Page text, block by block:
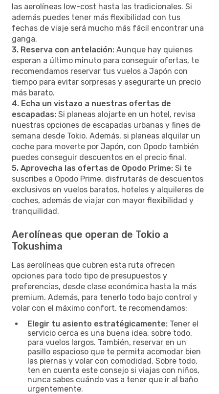
las aerolíneas low-cost hasta las tradicionales. Si
además puedes tener más flexibilidad con tus
fechas de viaje será mucho más fácil encontrar una
ganga.
3. Reserva con antelación: Aunque hay quienes
esperan a último minuto para conseguir ofertas, te
recomendamos reservar tus vuelos a Japón con
tiempo para evitar sorpresas y asegurarte un precio
más barato.
4. Echa un vistazo a nuestras ofertas de
escapadas: Si planeas alojarte en un hotel, revisa
nuestras opciones de escapadas urbanas y fines de
semana desde Tokio. Además, si planeas alquilar un
coche para moverte por Japón, con Opodo también
puedes conseguir descuentos en el precio final.
5. Aprovecha las ofertas de Opodo Prime: Si te
suscribes a Opodo Prime, disfrutarás de descuentos
exclusivos en vuelos baratos, hoteles y alquileres de
coches, además de viajar con mayor flexibilidad y
tranquilidad.
Aerolíneas que operan de Tokio a
Tokushima
Las aerolíneas que cubren esta ruta ofrecen
opciones para todo tipo de presupuestos y
preferencias, desde clase económica hasta la más
premium. Además, para tenerlo todo bajo control y
volar con el máximo confort, te recomendamos:
Elegir tu asiento estratégicamente: Tener el
servicio cerca es una buena idea, sobre todo,
para vuelos largos. También, reservar en un
pasillo espacioso que te permita acomodar bien
las piernas y volar con comodidad. Sobre todo,
ten en cuenta este consejo si viajas con niños,
nunca sabes cuándo vas a tener que ir al baño
urgentemente.